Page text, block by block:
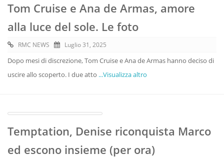
Tom Cruise e Ana de Armas, amore
alla luce del sole. Le foto
RMC NEWS Luglio 31, 2025
Dopo mesi di discrezione, Tom Cruise e Ana de Armas hanno deciso di
uscire allo scoperto. I due atto ...Visualizza altro
Temptation, Denise riconquista Marco
ed escono insieme (per ora)